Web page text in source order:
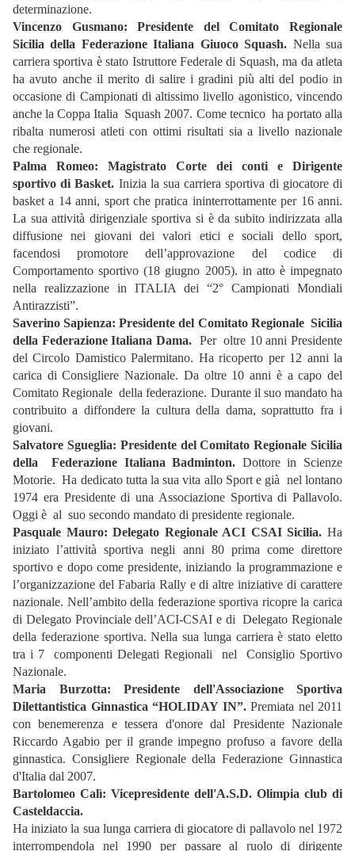
determinazione.
Vincenzo Gusmano:
Presidente del Comitato Regionale
Sicilia della Federazione Italiana Giuoco Squash. Nella sua
carriera sportiva è stato Istruttore Federale di Squash, ma da atleta
ha avuto anche il merito di salire i gradini più alti del podio in
occasione di Campionati di altissimo livello agonistico, vincendo
anche la Coppa Italia Squash 2007. Come tecnico ha portato alla
ribalta numerosi atleti con ottimi risultati sia a livello nazionale
che regionale.
Palma Romeo: Magistrato Corte dei conti e Dirigente
sportivo di Basket. Inizia la sua carriera sportiva di giocatore di
basket a 14 anni, sport che pratica ininterrottamente per 16 anni.
La sua attività dirigenziale sportiva si è da subito indirizzata alla
diffusione nei giovani dei valori etici e sociali dello sport,
facendosi promotore dell’approvazione del codice di
Comportamento sportivo (18 giugno 2005). in atto è impegnato
nella realizzazione in ITALIA dei “2° Campionati Mondiali
Antirazzisti”.
Saverino Sapienza: Presidente del Comitato RegionaleSicilia
della Federazione Italiana Dama. Per oltre 10 anni Presidente
del Circolo Damistico Palermitano. Ha ricoperto per 12 anni la
carica di Consigliere Nazionale. Da oltre 10 anni è a capo del
Comitato Regionale della federazione. Durante il suo mandato ha
contribuito a diffondere la cultura della dama, soprattutto fra i
giovani.
Salvatore Sgueglia: Presidente del Comitato Regionale Sicilia
della Federazione Italiana Badminton. Dottore in Scienze
Motorie. Ha dedicato tutta la sua vita allo Sport e già nel lontano
1974 era Presidente di una Associazione Sportiva di Pallavolo.
Oggi è al suo secondo mandato di presidente regionale.
Pasquale Mauro: Delegato Regionale ACI CSAI Sicilia. Ha
iniziato l’attività sportiva negli anni 80 prima come direttore
sportivo e dopo come presidente, iniziando la programmazione e
l’organizzazione del Fabaria Rally e di altre iniziative di carattere
nazionale. Nell’ambito della federazione sportiva ricopre la carica
di Delegato Provinciale dell’ACI-CSAI e di Delegato Regionale
della federazione sportiva. Nella sua lunga carriera è stato eletto
tra i 7 componenti Delegati Regionali nel Consiglio Sportivo
Nazionale.
Maria Burzotta:
Presidente dell'Associazione Sportiva
Dilettantistica Ginnastica “HOLIDAY IN”.Premiata nel 2011
con benemerenza e tessera d'onore dal Presidente Nazionale
Riccardo Agabio per il grande impegno profuso a favore della
ginnastica. Consigliere Regionale della Federazione Ginnastica
d'Italia dal 2007.
Bartolomeo Calì: Vicepresidente dell'A.S.D. Olimpia club di
Casteldaccia.
Ha iniziato la sua lunga carriera di giocatore di pallavolo nel 1972
interrompendola nel 1990 per passare al ruolo di dirigente